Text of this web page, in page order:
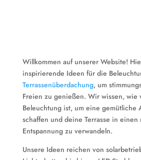
Willkommen auf unserer Website!
inspirierende Ideen für die
Terrassenüberdachung, um
Freien zu genießen. Wir wissen,
Beleuchtung ist, um eine gemütliche
schaffen und deine Terrasse in
Entspannung zu verwandeln.
Unsere Ideen reichen von